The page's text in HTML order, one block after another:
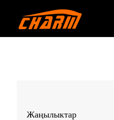
Жаңылыктар